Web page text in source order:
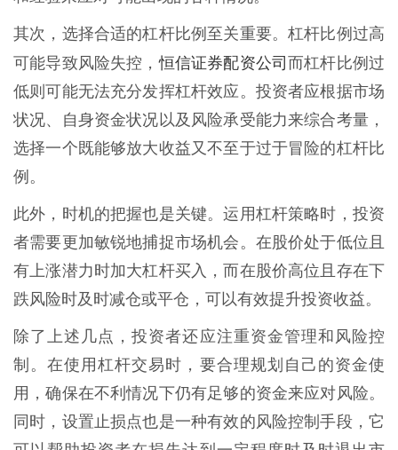
其次，选择合适的杠杆比例至关重要。杠杆比例过高
可能导致风险失控，恒信证券配资公司而杠杆比例过
低则可能无法充分发挥杠杆效应。投资者应根据市场
状况、自身资金状况以及风险承受能力来综合考量，
选择一个既能够放大收益又不至于过于冒险的杠杆比
例。
此外，时机的把握也是关键。运用杠杆策略时，投资
者需要更加敏锐地捕捉市场机会。在股价处于低位且
有上涨潜力时加大杠杆买入，而在股价高位且存在下
跌风险时及时减仓或平仓，可以有效提升投资收益。
除了上述几点，投资者还应注重资金管理和风险控
制。在使用杠杆交易时，要合理规划自己的资金使
用，确保在不利情况下仍有足够的资金来应对风险。
同时，设置止损点也是一种有效的风险控制手段，它